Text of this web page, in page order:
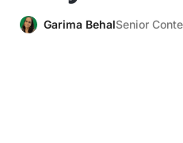
Garima BehalSenior